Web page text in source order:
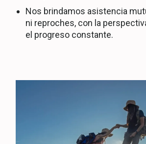
Nos brindamos asistencia
ni reproches, con la
el progreso constante.